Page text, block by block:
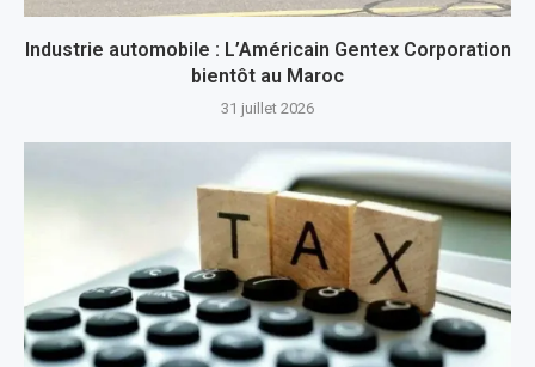
Industrie automobile : L’Américain Gentex Corporation
bientôt au Maroc
31 juillet 2026